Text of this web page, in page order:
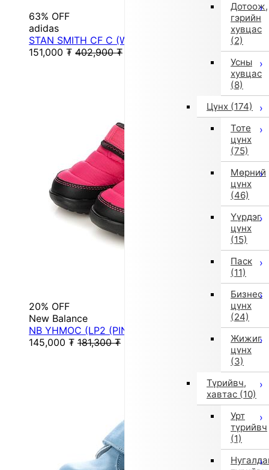
Дотоож,
гэрийн
хувцас
(2)
Усны
хувцас
(8)
Цүнх (174)
Тоте
цүнх
(75)
Мөрний
цүнх
(46)
Үүрдэг
цүнх
(15)
Паск
(11)
Бизнес
цүнх
(24)
Жижиг
цүнх
(3)
Түрийвч,
хавтас (10)
Урт
түрийвч
(1)
63% OFF
adidas
STAN SMITH CF C (WHITE)
151,000 ₮ 402,900 ₮
20% OFF
New Balance
NB YHMOC (LP2 (PINK/BLACK))
145,000 ₮ 181,300 ₮